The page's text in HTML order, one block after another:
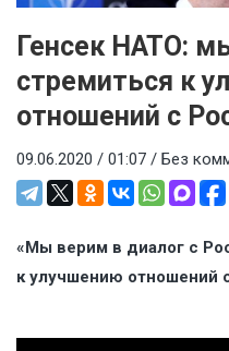
Генсек НАТО:
стремиться к
отношений с
09.06.2020 / 01:07 / Без
«Мы верим в диалог с
к улучшению отношений